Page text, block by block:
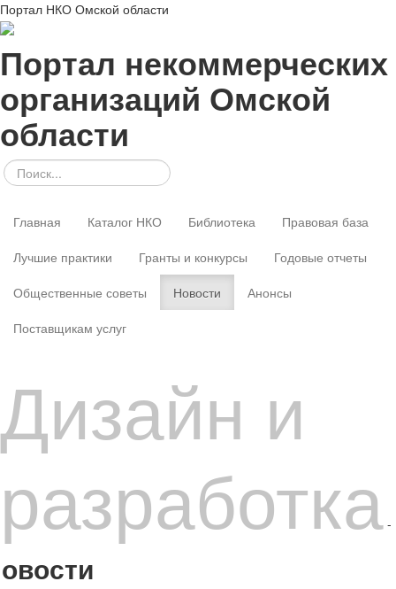
Портал НКО Омской области
Портал некоммерческих
организаций Омской
области
Главная Каталог НКО Библиотека
Правовая база
Лучшие практики
Гранты и конкурсы
Годовые отчеты
Общественные советы
Новости
Анонсы
Поставщикам услуг
Дизайн и
разработка -